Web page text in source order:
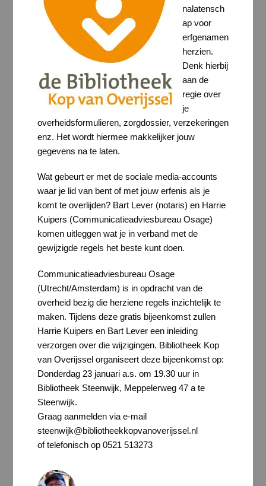
nalatensch
ap voor
erfgenamen
herzien.
Denk hierbij
aan de
regie over
je
overheidsformulieren, zorgdossier, verzekeringen
enz. Het wordt hiermee makkelijker jouw
gegevens na te laten.
Wat gebeurt er met de sociale media-accounts
waar je lid van bent of met jouw erfenis als je
komt te overlijden? Bart Lever (notaris) en Harrie
Kuipers (Communicatieadviesbureau Osage)
komen uitleggen wat je in verband met de
gewijzigde regels het beste kunt doen.
Communicatieadviesbureau Osage
(Utrecht/Amsterdam) is in opdracht van de
overheid bezig die herziene regels inzichtelijk te
maken. Tijdens deze gratis bijeenkomst zullen
Harrie Kuipers en Bart Lever een inleiding
verzorgen over die wijzigingen. Bibliotheek Kop
van Overijssel organiseert deze bijeenkomst op:
Donderdag 23 januari a.s. om 19.30 uur in
Bibliotheek Steenwijk, Meppelerweg 47 a te
Steenwijk.
Graag aanmelden via e-mail
steenwijk@bibliotheekkopvanoverijssel.nl
of telefonisch op 0521 513273